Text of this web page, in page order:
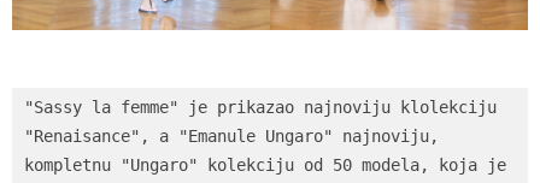
"Sassy la femme" je prikazao najnoviju klolekciju
"Renaisance", a "Emanule Ungaro" najnoviju,
kompletnu "Ungaro" kolekciju od 50 modela, koja je